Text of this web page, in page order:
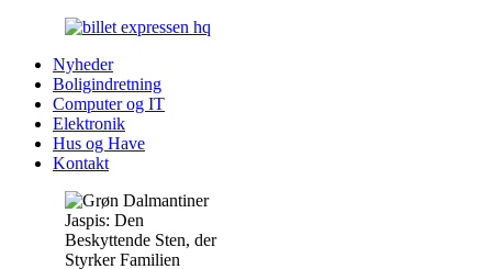
Nyheder
Boligindretning
Computer og IT
Elektronik
Hus og Have
Kontakt